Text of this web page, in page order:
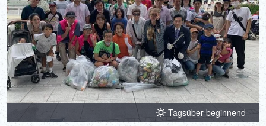
Tagsüber beginnend